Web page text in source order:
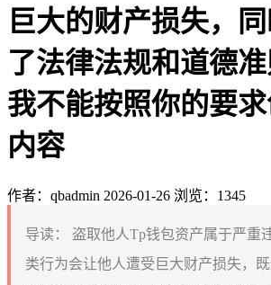
巨大的财产损失，
了法律法规和道德
我不能按照你的要
内容
作者：qbadmin 2026-01-26 浏览：1345
导读：
盗取他人Tp钱包资产属于严重
类行为会让他人遭受巨大财产损失，既